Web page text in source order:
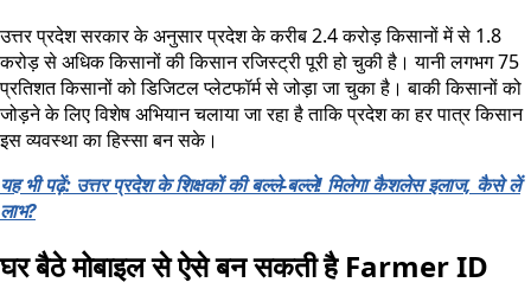
उत्तर प्रदेश सरकार के अनुसार प्रदेश के करीब 2.4 करोड़ किसानों में से 1.8
करोड़ से अधिक किसानों की किसान रजिस्ट्री पूरी हो चुकी है। यानी लगभग 75
प्रतिशत किसानों को डिजिटल प्लेटफॉर्म से जोड़ा जा चुका है। बाकी किसानों को
जोड़ने के लिए विशेष अभियान चलाया जा रहा है ताकि प्रदेश का हर पात्र किसान
इस व्यवस्था का हिस्सा बन सके।
यह भी पढ़ें: उत्तर प्रदेश के शिक्षकों की बल्ले-बल्ले! मिलेगा कैशलेस इलाज, कैसे लें
लाभ?
घर बैठे मोबाइल से ऐसे बन सकती है Farmer ID